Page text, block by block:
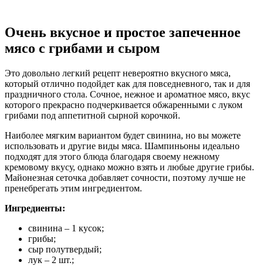
Очень вкусное и простое запеченное
мясо с грибами и сыром
Это довольно легкий рецепт невероятно вкусного мяса,
который отлично подойдет как для повседневного, так и для
праздничного стола. Сочное, нежное и ароматное мясо, вкус
которого прекрасно подчеркивается обжаренными с луком
грибами под аппетитной сырной корочкой.
Наиболее мягким вариантом будет свинина, но вы можете
использовать и другие виды мяса. Шампиньоны идеально
подходят для этого блюда благодаря своему нежному
кремовому вкусу, однако можно взять и любые другие грибы.
Майонезная сеточка добавляет сочности, поэтому лучше не
пренебрегать этим ингредиентом.
Ингредиенты:
свинина – 1 кусок;
грибы;
сыр полутвердый;
лук – 2 шт.;